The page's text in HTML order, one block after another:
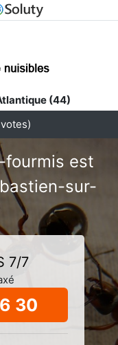
(44)
votes)
est
sur-
7/7
30